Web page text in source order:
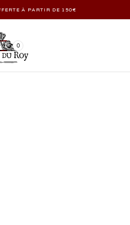
À PARTIR DE 150€
0